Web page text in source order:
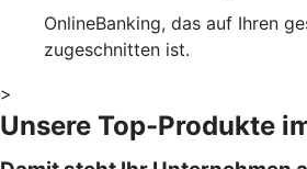
OnlineBanking, das auf Ihren
zugeschnitten ist.
>
Unsere Top-Produkte